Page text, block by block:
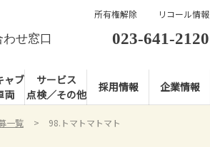
せ窓口 023-641-2120
ャブ
両
サービス
点検／その他
採用情報 企業情報
所有権解除 リコール情報
一覧 98.トマトマトマト